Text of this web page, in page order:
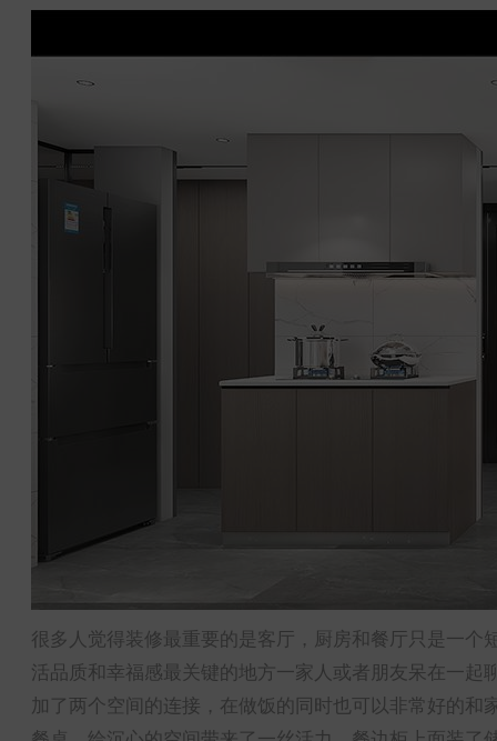
很多人觉得装修最重要的是客厅，厨房和餐厅只是一
活品质和幸福感最关键的地方一家人或者朋友呆在一
加了两个空间的连接，在做饭的同时也可以非常好的